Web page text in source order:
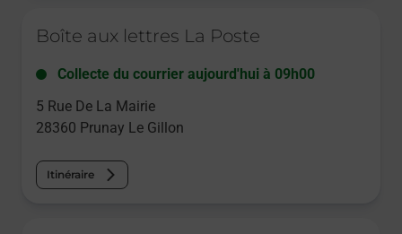
Boîte aux lettres La Poste
Collecte du courrier aujourd'hui à 09h00
5 Rue De La Mairie
28360 Prunay Le Gillon
Itinéraire